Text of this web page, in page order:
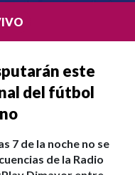
este
del fútbol
7 de la noche no se
de la Radio